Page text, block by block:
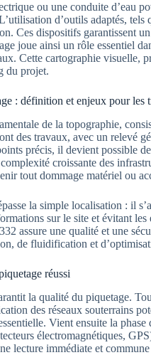
ou une conduite d’eau
d’outils adaptés,
Ces dispositifs garantissent
joue ainsi un rôle essentiel
Cette cartographie visuelle,
du projet.
: définition et enjeux pour les
de la topographie,
des travaux, avec un relevé
précis, il devient possible
croissante des
tout dommage matériel ou
la simple localisation : il
sur le site et évitant
assure une qualité et une
de fluidification et
réussi
la qualité du piquetage.
des réseaux souterrains
Vient ensuite la
électromagnétiques,
lecture immédiate et commune